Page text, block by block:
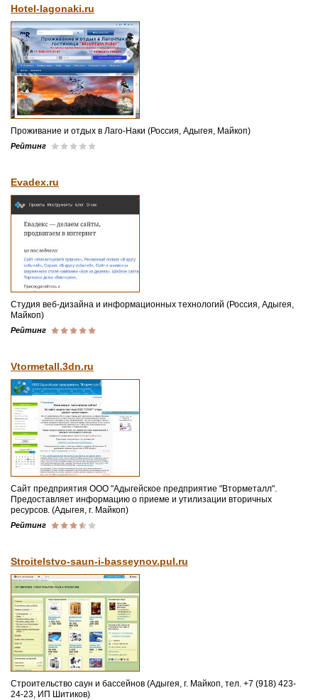
Hotel-lagonaki.ru
Проживание и отдых в Лаго-Наки (Россия, Адыгея, Майкоп)
Рейтинг
Evadex.ru
Студия веб-дизайна и информационных технологий (Россия, Адыгея,
Майкоп)
Рейтинг
Vtormetall.3dn.ru
Сайт предприятия ООО "Адыгейское предприятие "Вторметалл".
Предоставляет информацию о приеме и утилизации вторичных
ресурсов. (Адыгея, г. Майкоп)
Рейтинг
Stroitelstvo-saun-i-basseynov.pul.ru
Строительство саун и бассейнов (Адыгея, г. Майкоп, тел. +7 (918) 423-
24-23, ИП Шитиков)